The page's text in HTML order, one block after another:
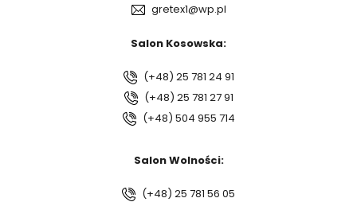
gretex1@wp.pl
Salon Kosowska:
(+48) 25 781 24 91
(+48) 25 781 27 91
(+48) 504 955 714
Salon Wolności:
(+48) 25 781 56 05